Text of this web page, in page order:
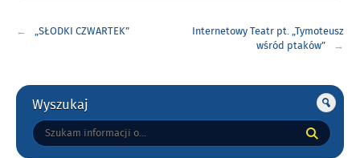
wpisu
„SŁODKI CZWARTEK”
Internetowy Teatr pt. „Tymoteusz
wśród ptaków”
Gorne
Wyszukaj
Tutaj
wpisz